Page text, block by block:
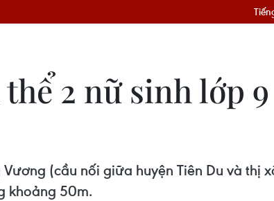
2 nữ sinh lớp
(cầu nối giữa huyện Tiên Du và thị
khoảng 50m.